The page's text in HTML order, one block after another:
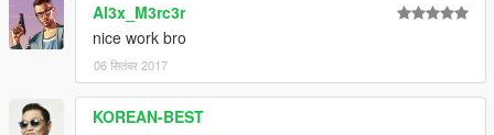
Al3x_M3rc3r
nice work bro
06 सितंबर 2017
KOREAN-BEST